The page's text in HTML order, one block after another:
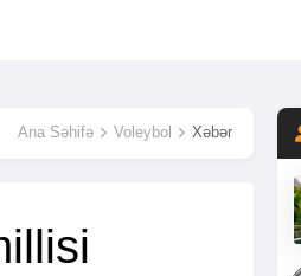
Ana Səhifə Voleybol Xəbər